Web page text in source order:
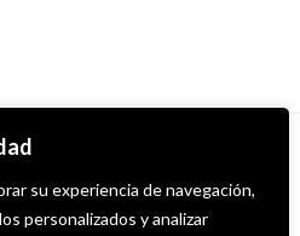
su experiencia de navegación,
personalizados y analizar